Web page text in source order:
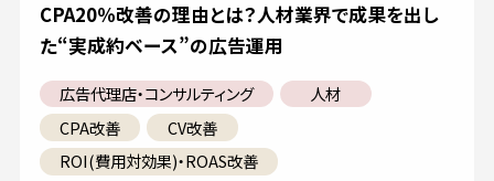
CPA20％改善の理由とは？人材業界で成果を出し
た“実成約ベース”の広告運用
広告代理店・コンサルティング
人材
CPA改善
CV改善
ROI(費用対効果)・ROAS改善